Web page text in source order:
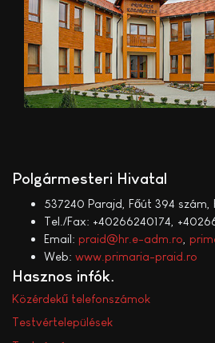
Polgármesteri Hivatal
537240 Parajd, Főút 394 szám,
Tel./Fax: +40266240174,
Email: praid@hr.e-adm.ro
Web: www.primaria-praid.ro
Hasznos infók
Közérdekű telefonszámok
Testvértelepülések